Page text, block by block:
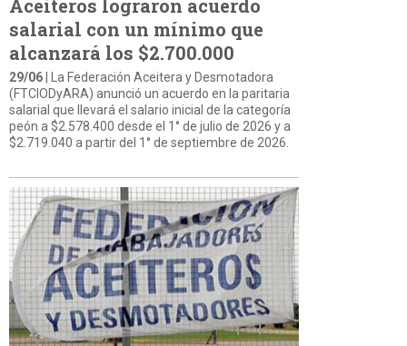
Aceiteros lograron acuerdo
salarial con un mínimo que
alcanzará los $2.700.000
29/06 | La Federación Aceitera y Desmotadora
(FTCIODyARA) anunció un acuerdo en la paritaria
salarial que llevará el salario inicial de la categoría
peón a $2.578.400 desde el 1° de julio de 2026 y a
$2.719.040 a partir del 1° de septiembre de 2026.